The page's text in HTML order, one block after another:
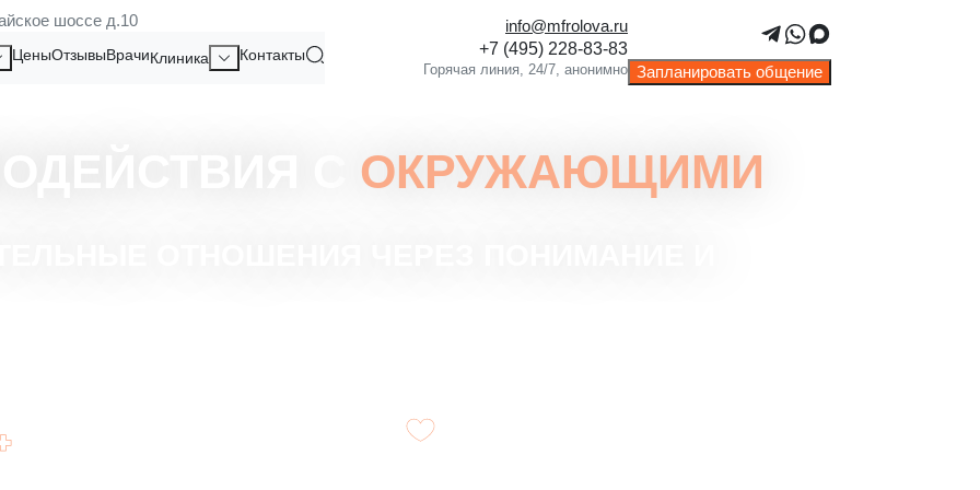
шоссе д.10
ЦеныОтзывыВрачиКлиника Контакты
info@mfrolova.ru
Запланировать общение
ОКРУЖАЮЩИМИ